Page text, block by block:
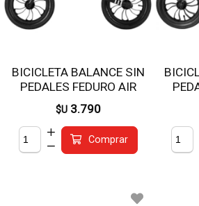
BICICLETA BALANCE SIN
PEDALES FEDURO AIR
ROJO
$U 3.790
Comprar